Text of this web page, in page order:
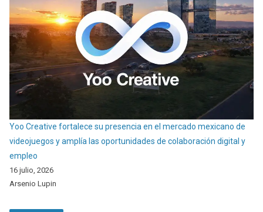
Yoo Creative fortalece su presencia en el mercado mexicano de
videojuegos y amplía las oportunidades de colaboración digital y
empleo
16 julio, 2026
Arsenio Lupin